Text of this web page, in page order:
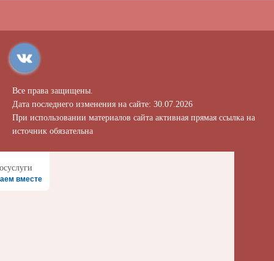
Все права защищены.
Дата последнего изменения на сайте: 30.07.2026
При использовании материалов сайта активная прямая ссылка на
источник обязательна
вместе